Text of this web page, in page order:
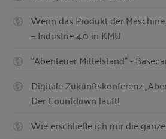
Wenn das Produkt der
– Industrie 4.0 in KMU
"Abenteuer Mittelstand" -
Digitale Zukunftskonferenz
Der Countdown läuft!
Wie erschließe ich mir die